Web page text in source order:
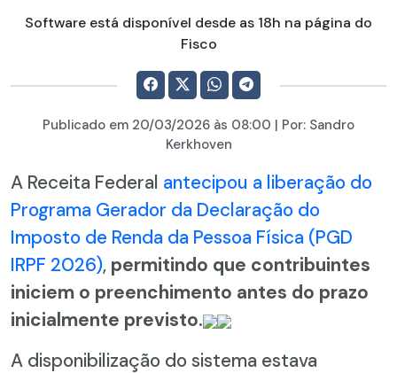
Software está disponível desde as 18h na página do
Fisco
Publicado em 20/03/2026 às 08:00 | Por: Sandro
Kerkhoven
A Receita Federal antecipou a liberação do
Programa Gerador da Declaração do
Imposto de Renda da Pessoa Física (PGD
IRPF 2026), permitindo que contribuintes
iniciem o preenchimento antes do prazo
inicialmente previsto.
A disponibilização do sistema estava